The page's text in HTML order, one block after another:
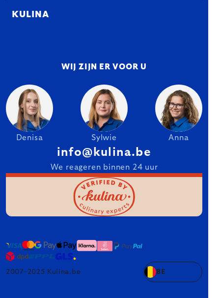
KULINA
WIJ ZIJN ER VOOR U
Denisa Sylwie Anna
info@kulina.be
We reageren binnen 24 uur
2007–2025 Kulina.be BE